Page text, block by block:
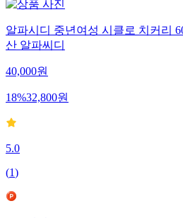
알파시디 중년여성 시클로 치커리
산 알파씨디
40,000원
18%32,800원
5.0
(1)